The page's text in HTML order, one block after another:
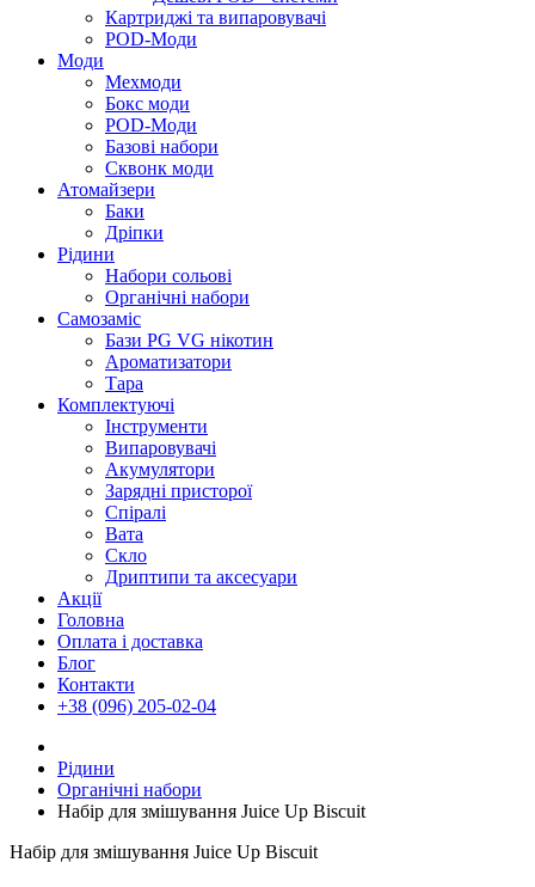
Картриджі та випаровувачі
POD-Моди
Моди
Мехмоди
Бокс моди
POD-Моди
Базові набори
Сквонк моди
Атомайзери
Баки
Дріпки
Рідини
Набори сольові
Органічні набори
Самозаміс
Бази PG VG нікотин
Ароматизатори
Тара
Комплектуючі
Інструменти
Випаровувачі
Акумулятори
Зарядні присторої
Спіралі
Вата
Скло
Дриптипи та аксесуари
Акції
Головна
Оплата і доставка
Блог
Контакти
+38 (096) 205-02-04
Рідини
Органічні набори
Набір для змішування Juice Up Biscuit
Набір для змішування Juice Up Biscuit